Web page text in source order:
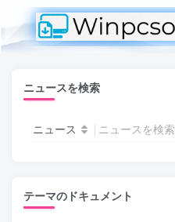
ニュースを検索
ニュース ニュースを検索
テーマのドキュメント